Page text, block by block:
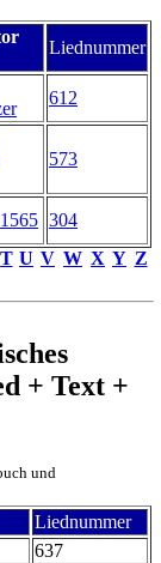
Liednummer
612
573
304
T U V W X Y Z
+ Text +
und
Liednummer
637